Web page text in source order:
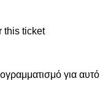
this ticket
για αυτό